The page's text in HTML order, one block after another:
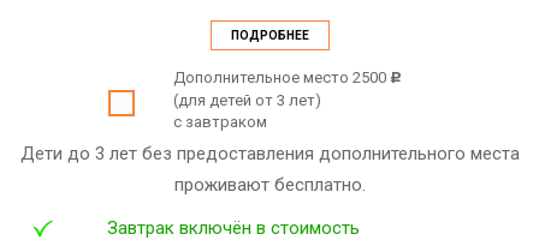
ПОДРОБНЕЕ
Дополнительное место 2500 c
(для детей от 3 лет)
с завтраком
Дети до 3 лет без предоставления дополнительного места
проживают бесплатно.
Завтрак включён в стоимость